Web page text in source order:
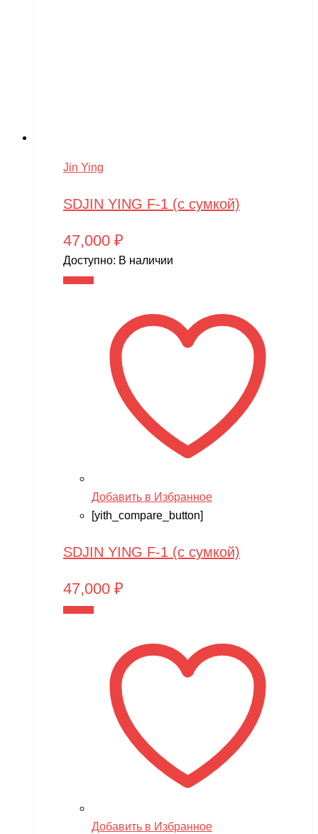
Jin Ying
SDJIN YING F-1 (с сумкой)
47,000 ₽
Доступно: В наличии
Добавить в Избранное
[yith_compare_button]
SDJIN YING F-1 (с сумкой)
47,000 ₽
Добавить в Избранное